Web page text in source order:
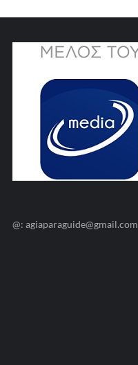
@: agiaparaguide@gmail.com